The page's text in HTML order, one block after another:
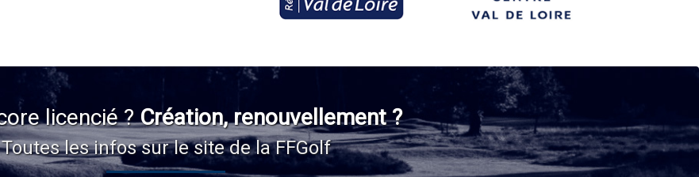
licencié ?Création, renouvellement ?
Toutes les infos sur le site de la FFGolf